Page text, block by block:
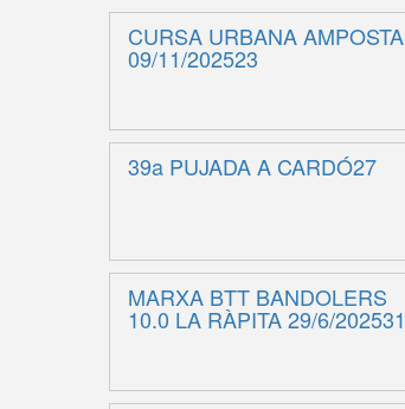
CURSA URBANA AMPOSTA
09/11/202523
39a PUJADA A CARDÓ27
MARXA BTT BANDOLERS
10.0 LA RÀPITA 29/6/202531